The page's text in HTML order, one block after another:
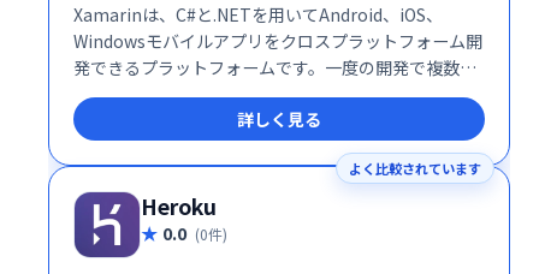
Xamarinは、C#と.NETを用いてAndroid、iOS、
Windowsモバイルアプリをクロスプラットフォーム開
発できるプラットフォームです。一度の開発で複数の
OSに対応するアプリを提供できるため、開発効率を大
幅に向上させます。各プラットフォーム向けの個別開
発が不要な利便性から、開発者やデザイナーに広く利
用されています。コスト削減と迅速な開発を実現した
い企業に最適なソリューションです。
詳しく見る
よく比較されています
Heroku
0.0 (0件)